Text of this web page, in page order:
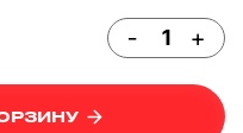
- +